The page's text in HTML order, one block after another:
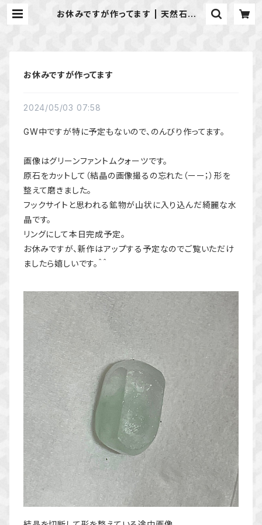
お休みですが作ってます | 天然石のア
お休みですが作ってます
2024/05/03 07:58
GW中ですが特に予定もないので、のんびり作ってます。
画像はグリーンファントムクォーツです。
原石をカットして（結晶の画像撮るの忘れた（ーー；）形を
整えて磨きました。
フックサイトと思われる鉱物が山状に入り込んだ綺麗な水
晶です。
リングにして本日完成予定。
お休みですが、新作はアップする予定なのでご覧いただけ
ましたら嬉しいです。＾＾